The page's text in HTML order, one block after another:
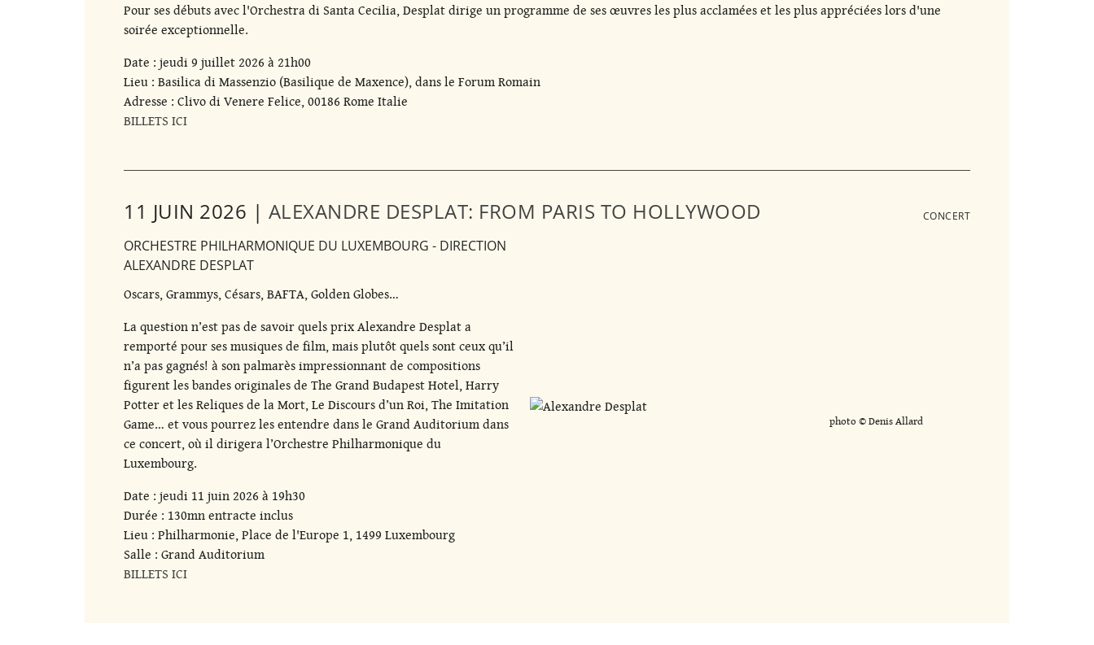
Pour ses débuts avec l'Orchestra di Santa Cecilia, Desplat dirige un programme de ses œuvres les plus acclamées et les plus appréciées lors d'une
soirée exceptionnelle.
Date : jeudi 9 juillet 2026 à 21h00
Lieu : Basilica di Massenzio (Basilique de Maxence), dans le Forum Romain
Adresse : Clivo di Venere Felice, 00186 Rome Italie
BILLETS ICI
11 JUIN 2026 | ALEXANDRE DESPLAT: FROM PARIS TO HOLLYWOOD CONCERT
ORCHESTRE PHILHARMONIQUE DU LUXEMBOURG - DIRECTION
ALEXANDRE DESPLAT
Oscars, Grammys, Césars, BAFTA, Golden Globes…
La question n’est pas de savoir quels prix Alexandre Desplat a
remporté pour ses musiques de film, mais plutôt quels sont ceux qu’il
n’a pas gagnés! à son palmarès impressionnant de compositions
figurent les bandes originales de The Grand Budapest Hotel, Harry
Potter et les Reliques de la Mort, Le Discours d’un Roi, The Imitation
Game… et vous pourrez les entendre dans le Grand Auditorium dans
ce concert, où il dirigera l’Orchestre Philharmonique du
Luxembourg.
Date : jeudi 11 juin 2026 à 19h30
Durée : 130mn entracte inclus
Lieu : Philharmonie, Place de l'Europe 1, 1499 Luxembourg
Salle : Grand Auditorium
BILLETS ICI
photo © Denis Allard